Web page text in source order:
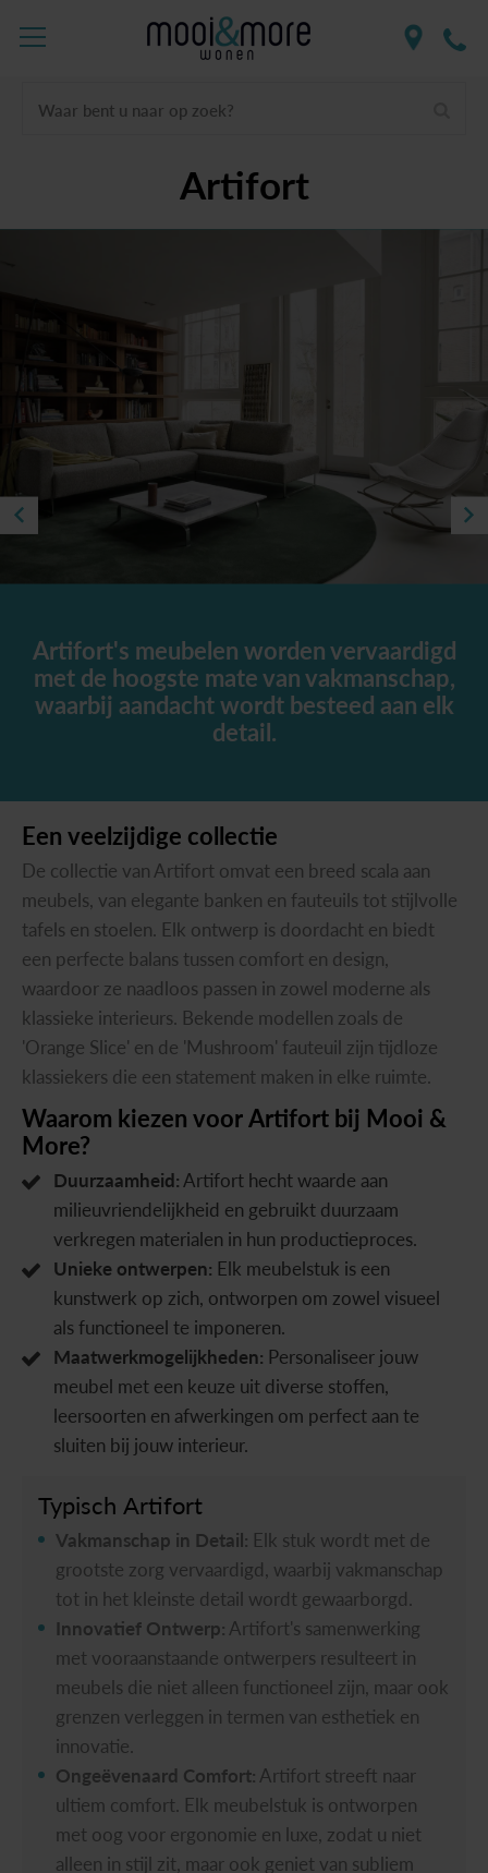
Waar bent u naar op zoek?
Artifort
Artifort's meubelen worden vervaardigd
met de hoogste mate van vakmanschap,
waarbij aandacht wordt besteed aan elk
detail.
Een veelzijdige collectie
De collectie van Artifort omvat een breed scala aan
meubels, van elegante banken en fauteuils tot stijlvolle
tafels en stoelen. Elk ontwerp is doordacht en biedt
een perfecte balans tussen comfort en design,
waardoor ze naadloos passen in zowel moderne als
klassieke interieurs. Bekende modellen zoals de
'Orange Slice' en de 'Mushroom' fauteuil zijn tijdloze
klassiekers die een statement maken in elke ruimte.
Waarom kiezen voorArtifort bij Mooi &
More?
Duurzaamheid: Artifort hecht waarde aan
milieuvriendelijkheid en gebruikt duurzaam
verkregen materialen in hun productieproces.
Unieke ontwerpen: Elk meubelstuk is een
kunstwerk op zich, ontworpen om zowel visueel
als functioneel te imponeren.
Maatwerkmogelijkheden: Personaliseer jouw
meubel met een keuze uit diverse stoffen,
leersoorten en afwerkingen om perfect aan te
sluiten bij jouw interieur.
Typisch Artifort
Vakmanschap in Detail: Elk stuk wordt met de
grootste zorg vervaardigd, waarbij vakmanschap
tot in het kleinste detail wordt gewaarborgd.
Innovatief Ontwerp: Artifort's samenwerking
met vooraanstaande ontwerpers resulteert in
meubels die niet alleen functioneel zijn, maar ook
grenzen verleggen in termen van esthetiek en
innovatie.
Ongeëvenaard Comfort: Artifort streeft naar
ultiem comfort. Elk meubelstuk is ontworpen
met oog voor ergonomie en luxe, zodat u niet
alleen in stijl zit, maar ook geniet van subliem